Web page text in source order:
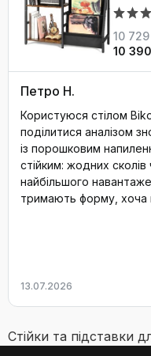
10
10
Петро Н.
Користуюся стілом
поділитися аналізом
із порошковим
стійким: жодних сколів
найбільшого
тримають форму, хоча
13.07.2026
Стійки та підставки